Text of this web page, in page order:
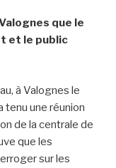
que le
et le public
à Valognes le
tenu une réunion
de la centrale de
que les
sur les